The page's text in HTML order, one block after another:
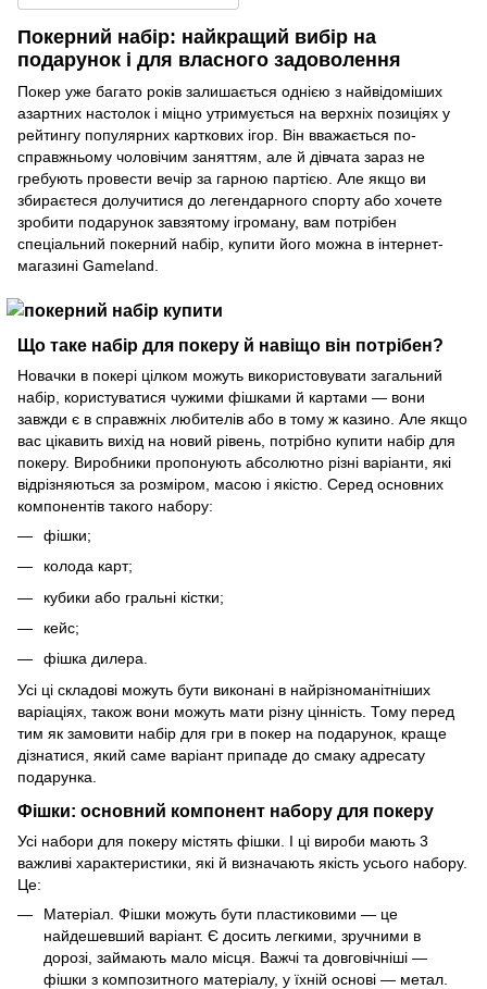
Покерний набір: найкращий вибір на
подарунок і для власного задоволення
Покер уже багато років залишається однією з найвідоміших
азартних настолок і міцно утримується на верхніх позиціях у
рейтингу популярних карткових ігор. Він вважається по-
справжньому чоловічим заняттям, але й дівчата зараз не
гребують провести вечір за гарною партією. Але якщо ви
збираєтеся долучитися до легендарного спорту або хочете
зробити подарунок завзятому ігроману, вам потрібен
спеціальний покерний набір, купити його можна в інтернет-
магазині Gameland.
Що таке набір для покеру й навіщо він потрібен?
Новачки в покері цілком можуть використовувати загальний
набір, користуватися чужими фішками й картами — вони
завжди є в справжніх любителів або в тому ж казино. Але якщо
вас цікавить вихід на новий рівень, потрібно купити набір для
покеру. Виробники пропонують абсолютно різні варіанти, які
відрізняються за розміром, масою і якістю. Серед основних
компонентів такого набору:
фішки;
колода карт;
кубики або гральні кістки;
кейс;
фішка дилера.
Усі ці складові можуть бути виконані в найрізноманітніших
варіаціях, також вони можуть мати різну цінність. Тому перед
тим як замовити набір для гри в покер на подарунок, краще
дізнатися, який саме варіант припаде до смаку адресату
подарунка.
Фішки: основний компонент набору для покеру
Усі набори для покеру містять фішки. І ці вироби мають 3
важливі характеристики, які й визначають якість усього набору.
Це:
Матеріал. Фішки можуть бути пластиковими — це
найдешевший варіант. Є досить легкими, зручними в
дорозі, займають мало місця. Важчі та довговічніші —
фішки з композитного матеріалу, у їхній основі — метал.